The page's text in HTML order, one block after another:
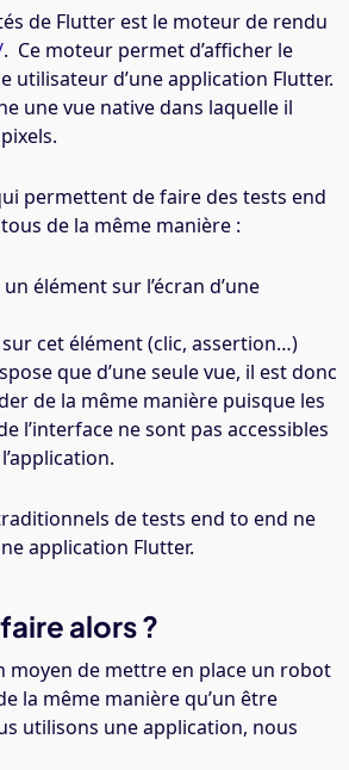
de Flutter est le moteur de rendu
. Ce moteur permet d’afficher le
utilisateur d’une application Flutter.
une vue native dans laquelle il
permettent de faire des tests end
de la même manière :
élément sur l’écran d’une
cet élément (clic, assertion…)
que d’une seule vue, il est donc
de la même manière puisque les
l’interface ne sont pas accessibles
de tests end to end ne
application Flutter.
alors ?
moyen de mettre en place un robot
la même manière qu’un être
utilisons une application, nous